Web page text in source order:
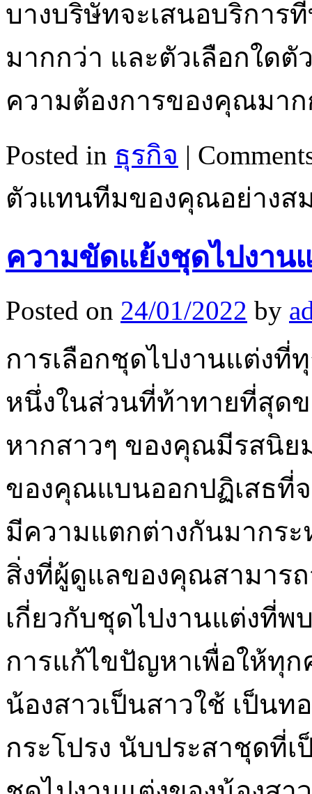
บางบริษัทจะเสนอบริการ
มากกว่า และตัวเลือกใดตั
ความต้องการของคุณมา
Posted in ธุรกิจ |
ตัวแทนทีมของคุณอย่างส
ความขัดแย้งชุดไปงาน
Posted on 24/01/2022 by
การเลือกชุดไปงานแต่งที่
หนึ่งในส่วนที่ท้าทายที่สุดข
หากสาวๆ ของคุณมีรสนิย
ของคุณแบนออกปฏิเสธที่จ
มีความแตกต่างกันมากร
สิ่งที่ผู้ดูแลของคุณสามาร
เกี่ยวกับชุดไปงานแต่งที่
การแก้ไขปัญหาเพื่อให้ทุ
น้องสาวเป็นสาวใช้ เป็น
กระโปรง นับประสาชุดที่